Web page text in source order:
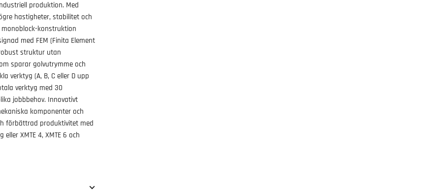
produktion. Med
hastigheter, stabilitet och
konstruktion
med FEM (Finita Element
struktur utan
sparar golvutrymme och
verktyg (A, B, C eller D upp
verktyg med 30
jobbbehov. Innovativt
komponenter och
förbättrad produktivitet med
XMTE 4, XMTE 6 och